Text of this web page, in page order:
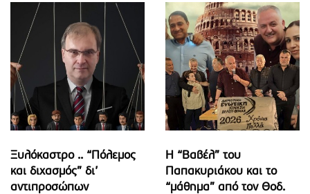
Ξυλόκαστρο .. “Πόλεμος
και διχασμός” δι’
αντιπροσώπων
Η “Βαβέλ” του
Παπακυριάκου και το
“μάθημα” από τον Θοδ.